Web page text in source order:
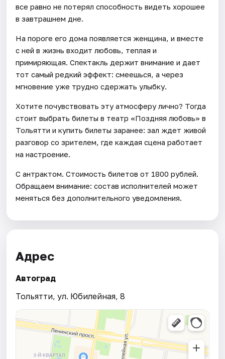
все равно не потерял способность видеть хорошее
в завтрашнем дне.
На пороге его дома появляется женщина, и вместе
с ней в жизнь входит любовь, теплая и
примиряющая. Спектакль держит внимание и дает
тот самый редкий эффект: смеешься, а через
мгновение уже трудно сдержать улыбку.
Хотите почувствовать эту атмосферу лично? Тогда
стоит выбрать билеты в театр «Поздняя любовь» в
Тольятти и купить билеты заранее: зал ждет живой
разговор со зрителем, где каждая сцена работает
на настроение.
С антрактом. Стоимость билетов от 1800 рублей.
Обращаем внимание: состав исполнителей может
меняться без дополнительного уведомления.
Адрес
Автоград
Тольятти, ул. Юбилейная, 8